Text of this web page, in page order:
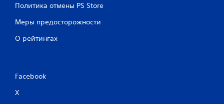
Политика отмены PS Store
Меры предосторожности
О рейтингах
Facebook
X